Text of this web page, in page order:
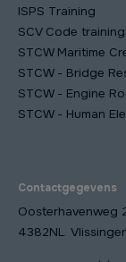
ISPS Training
SCV Code training
STCW Maritime
STCW - Bridge
STCW - Engine
STCW - Human
Contactgegevens
Oosterhavenweg
4382NL